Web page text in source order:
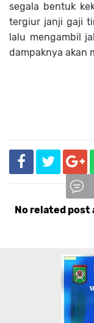
segala bentuk
tergiur janji gaji
lalu mengambil
dampaknya akan
No related post